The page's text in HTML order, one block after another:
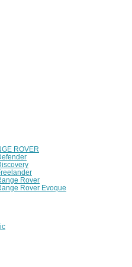
ROVER
Rover
Rover Evoque